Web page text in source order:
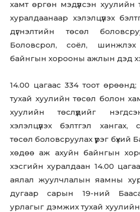
хамт өргөн мэдүүлсэн хуулийн
хуралдаанаар хэлэлцүүлэх
дүгнэлтийн төсөл
Боловсрол, соёл,
байнгын хорооны ажлын дэд
14.00 цагаас 334 тоот
тухай хуулийн төсөл болон
хуулийн төслүүдийг
хэлэлцүүлэх бэлтгэл хангах,
төсөл боловсруулах үүрэг бүхий
хөдөө аж ахуйн байнгын
хэсгийн хуралдаан 14.00
аялал жуулчлалын яамны
дугаар сарын 19-ний
урлагыг дэмжих тухай